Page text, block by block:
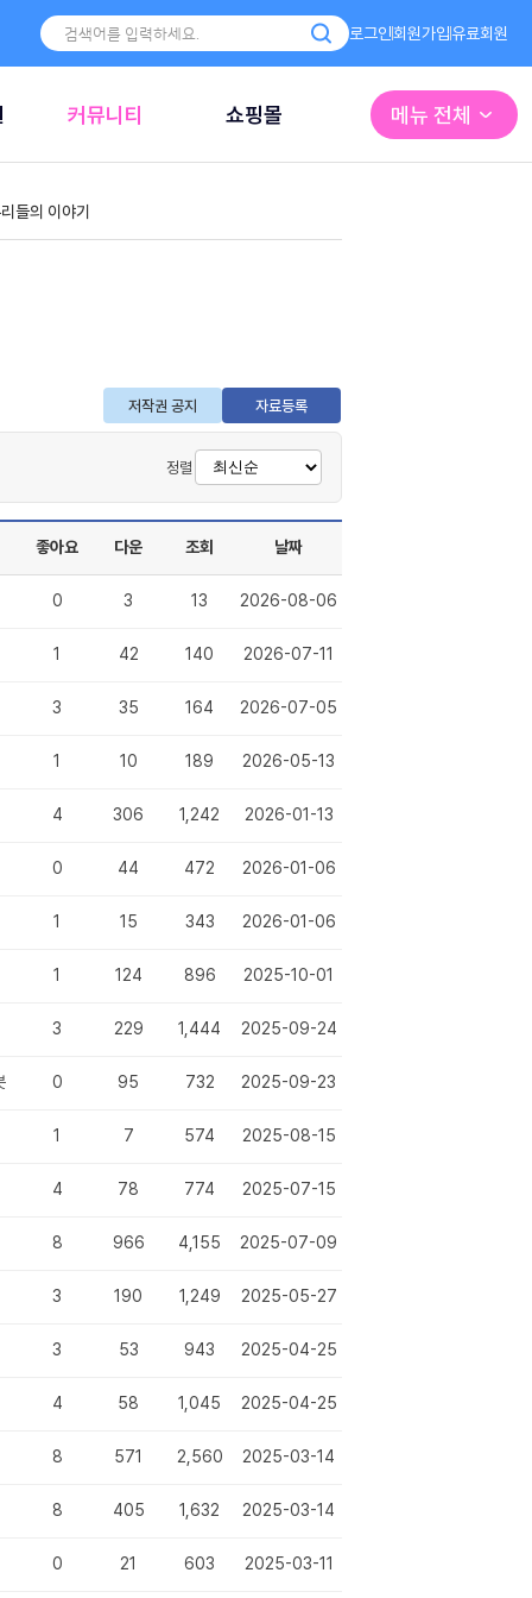
로그인회원가입유료회원
커뮤니티 쇼핑몰 메뉴 전체
들의 이야기
저작권 공지 자료등록
정렬
좋아요 다운 조회 날짜
0 3 13 2026-08-06
1 42 140 2026-07-11
3 35 164 2026-07-05
1 10 189 2026-05-13
4 306 1,242 2026-01-13
0 44 472 2026-01-06
1 15 343 2026-01-06
1 124 896 2025-10-01
3 229 1,444 2025-09-24
0 95 732 2025-09-23
1 7 574 2025-08-15
4 78 774 2025-07-15
8 966 4,155 2025-07-09
3 190 1,249 2025-05-27
3 53 943 2025-04-25
4 58 1,045 2025-04-25
8 571 2,560 2025-03-14
8 405 1,632 2025-03-14
0 21 603 2025-03-11